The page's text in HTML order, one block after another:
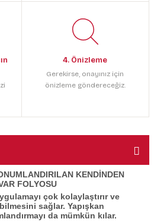
4. Önizleme
Gerekirse, onayınız için
önizleme göndereceğiz.
KENDİNDEN
FOLYOSU
çok kolaylaştırır ve
sağlar. Yapışkan
da mümkün kılar.